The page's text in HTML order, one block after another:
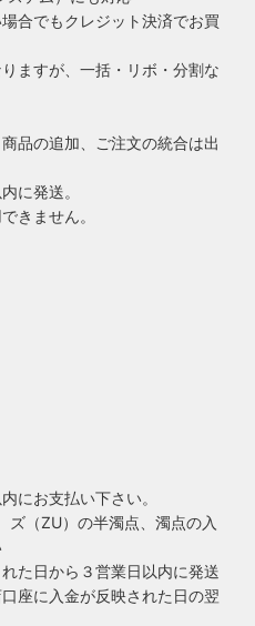
こだわりのヴィンテー
い。住宅や店舗も同じく照明
建築やインテリアも台無しで
わるのは、旧き良きアメリカ
感やゴージャスさ。それでい
を追求したヴィンテージスタ
。
気用品安全法の遵守
照明は１点残らずPSE検査に
荷前に検査を行うため、当店
けます。当店は製造事業者と
用品以外の電気用品の製造事
。
合でもクレジット決済でお買
ますが、一括・リボ・分割な
品の追加、ご注文の統合は出
に発送。
きません。
にお支払い下さい。
ズ（ZU）の半濁点、濁点の入
た日から３営業日以内に発送
座に入金が反映された日の翌